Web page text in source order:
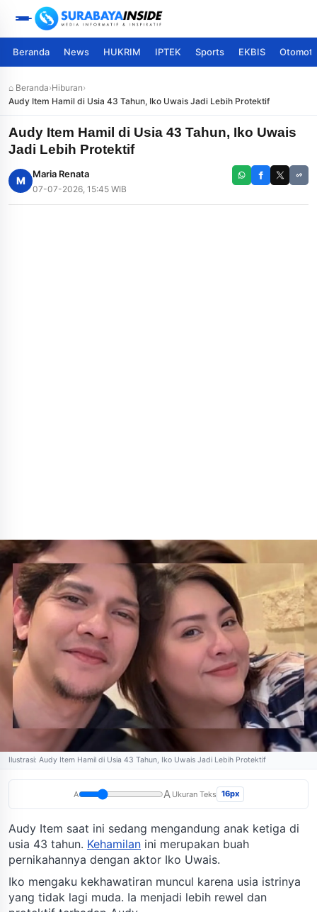
Beranda News HUKRIM IPTEK Sports EKBIS
⌂ Beranda›Hiburan›
Audy Item Hamil di Usia 43 Tahun, Iko Uwais Jadi Lebih Protektif
Audy Item Hamil di Usia 43 Tahun, Iko Uwais
Jadi Lebih Protektif
M
Maria Renata
07-07-2026, 15:45 WIB
Ilustrasi: Audy Item Hamil di Usia 43 Tahun, Iko Uwais Jadi Lebih Protektif
A A Ukuran Teks 16px
Audy Item saat ini sedang mengandung anak ketiga di
usia 43 tahun. Kehamilan ini merupakan buah
pernikahannya dengan aktor Iko Uwais.
Iko mengaku kekhawatiran muncul karena usia istrinya
yang tidak lagi muda. Ia menjadi lebih rewel dan